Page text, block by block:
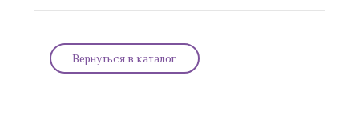
Вернуться в каталог